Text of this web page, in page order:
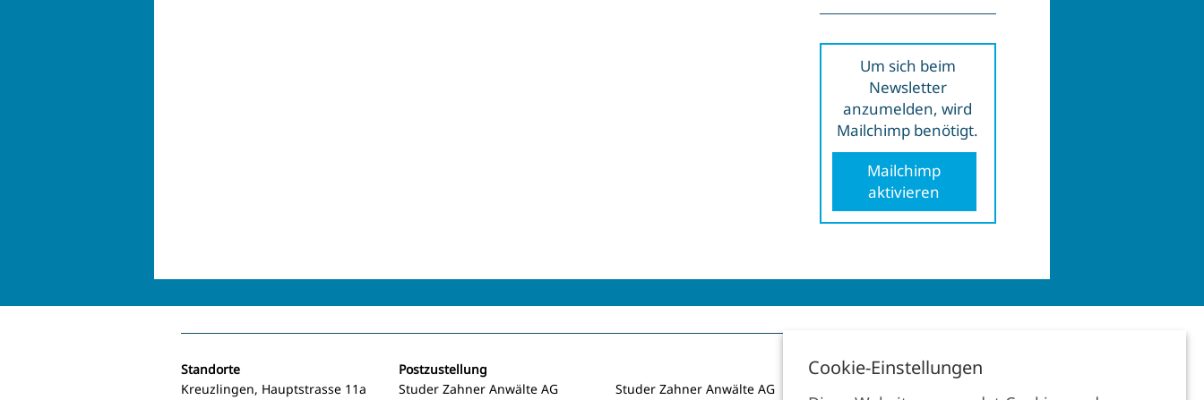
Um sich beim
Newsletter
anzumelden, wird
Mailchimp benötigt.
Mailchimp
aktivieren
Standorte
Kreuzlingen, Hauptstrasse 11a
Postzustellung
Studer Zahner Anwälte AG
Studer Zahner Anwälte AG
Telefon, E-Mail für alle